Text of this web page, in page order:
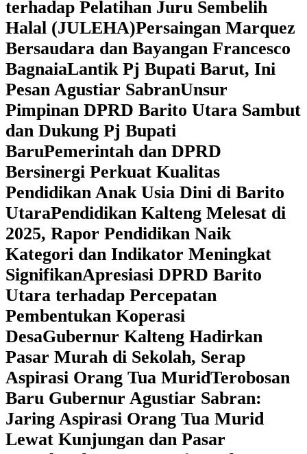
terhadap Pelatihan Juru Sembelih
Halal (JULEHA)Persaingan Marquez
Bersaudara dan Bayangan Francesco
BagnaiaLantik Pj Bupati Barut, Ini
Pesan Agustiar SabranUnsur
Pimpinan DPRD Barito Utara Sambut
dan Dukung Pj Bupati
BaruPemerintah dan DPRD
Bersinergi Perkuat Kualitas
Pendidikan Anak Usia Dini di Barito
Utara‎Pendidikan Kalteng Melesat di
2025, Rapor Pendidikan Naik
Kategori dan Indikator Meningkat
SignifikanApresiasi DPRD Barito
Utara terhadap Percepatan
Pembentukan Koperasi
Desa‎Gubernur Kalteng Hadirkan
Pasar Murah di Sekolah, Serap
Aspirasi Orang Tua Murid‎Terobosan
Baru Gubernur Agustiar Sabran:
Jaring Aspirasi Orang Tua Murid
Lewat Kunjungan dan Pasar